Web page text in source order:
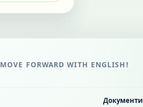
MOVE FORWARD WITH ENGLISH!
Документи